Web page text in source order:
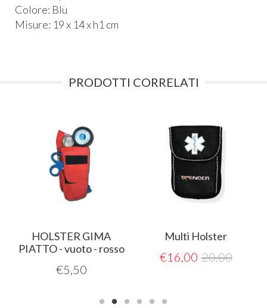
Colore: Blu
Misure: 19 x 14 x h1 cm
PRODOTTI CORRELATI
HOLSTER GIMA
PIATTO - vuoto - rosso
€5,50
Multi Holster
€16,00 20,00